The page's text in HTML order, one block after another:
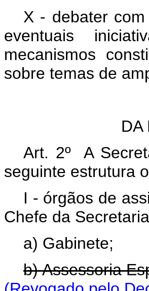
X - debater
eventuais
mecanismos
sobre temas de
DA
Art. 2º A
seguinte estrutura
I - órgãos de
Chefe da
a) Gabinete;
b) Assessoria